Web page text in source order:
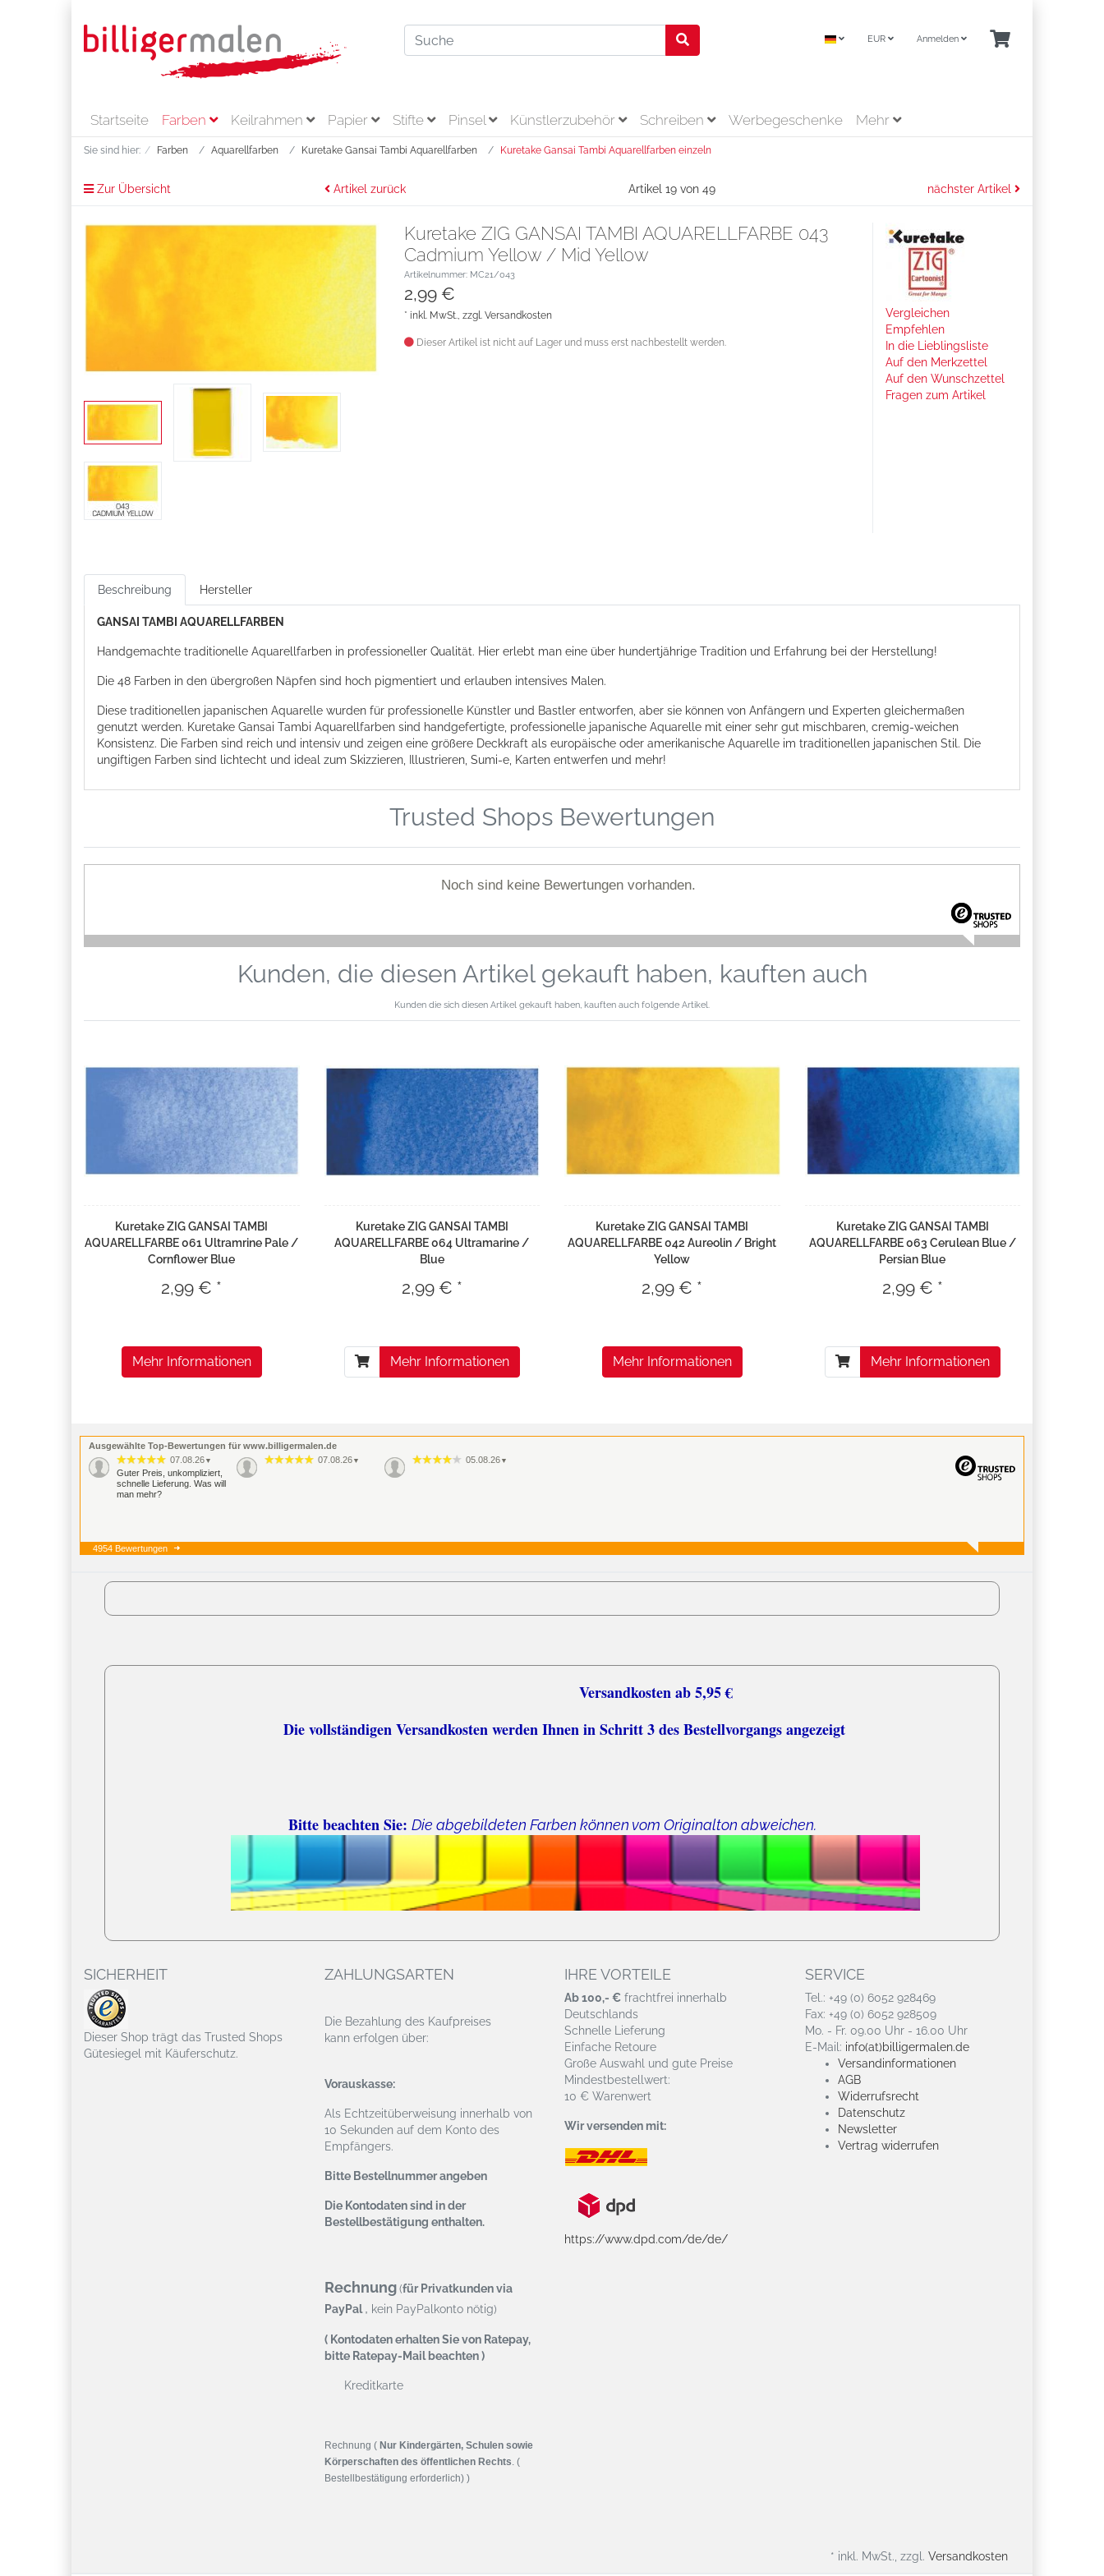
EUR Anmelden
Startseite Farben Keilrahmen Papier Stifte Pinsel Künstlerzubehör Schreiben Werbegeschenke Mehr
Sie sind hier: Farben Aquarellfarben Kuretake Gansai Tambi Aquarellfarben Kuretake Gansai Tambi Aquarellfarben einzeln
Zur Übersicht Artikel zurück Artikel 19 von 49 nächster Artikel
Kuretake ZIG GANSAI TAMBI AQUARELLFARBE 043
Cadmium Yellow / Mid Yellow
Artikelnummer: MC21/043
2,99 €
* inkl. MwSt., zzgl. Versandkosten
Dieser Artikel ist nicht auf Lager und muss erst nachbestellt werden.
Vergleichen
Empfehlen
In die Lieblingsliste
Auf den Merkzettel
Auf den Wunschzettel
Fragen zum Artikel
Beschreibung Hersteller
GANSAI TAMBI AQUARELLFARBEN
Handgemachte traditionelle Aquarellfarben in professioneller Qualität. Hier erlebt man eine über hundertjährige Tradition und Erfahrung bei der Herstellung!
Die 48 Farben in den übergroßen Näpfen sind hoch pigmentiert und erlauben intensives Malen.
Diese traditionellen japanischen Aquarelle wurden für professionelle Künstler und Bastler entworfen, aber sie können von Anfängern und Experten gleichermaßen
genutzt werden. Kuretake Gansai Tambi Aquarellfarben sind handgefertigte, professionelle japanische Aquarelle mit einer sehr gut mischbaren, cremig-weichen
Konsistenz. Die Farben sind reich und intensiv und zeigen eine größere Deckkraft als europäische oder amerikanische Aquarelle im traditionellen japanischen Stil. Die
ungiftigen Farben sind lichtecht und ideal zum Skizzieren, Illustrieren, Sumi-e, Karten entwerfen und mehr!
Trusted Shops Bewertungen
Noch sind keine Bewertungen vorhanden.
Kunden, die diesen Artikel gekauft haben, kauften auch
Kunden die sich diesen Artikel gekauft haben, kauften auch folgende Artikel.
Kuretake ZIG GANSAI TAMBI
AQUARELLFARBE 061 Ultramrine Pale /
Cornflower Blue
2,99 € *
Mehr Informationen
Kuretake ZIG GANSAI TAMBI
AQUARELLFARBE 064 Ultramarine /
Blue
2,99 € *
Mehr Informationen
Kuretake ZIG GANSAI TAMBI
AQUARELLFARBE 042 Aureolin / Bright
Yellow
2,99 € *
Mehr Informationen
Kuretake ZIG GANSAI TAMBI
AQUARELLFARBE 063 Cerulean Blue /
Persian Blue
2,99 € *
Mehr Informationen
Ausgewählte Top-Bewertungen für www.billigermalen.de
07.08.26 ▼
Guter Preis, unkompliziert,
schnelle Lieferung. Was will
man mehr?
07.08.26 ▼ 05.08.26 ▼
4954 Bewertungen
Versandkosten ab 5,95 €
Die vollständigen Versandkosten werden Ihnen in Schritt 3 des Bestellvorgangs angezeigt
Bitte beachten Sie: Die abgebildeten Farben können vom Originalton abweichen.
SICHERHEIT
Dieser Shop trägt das Trusted Shops
Gütesiegel mit Käuferschutz.
ZAHLUNGSARTEN
Die Bezahlung des Kaufpreises
kann erfolgen über:
Vorauskasse:
Als Echtzeitüberweisung innerhalb von
10 Sekunden auf dem Konto des
Empfängers.
Bitte Bestellnummer angeben
Die Kontodaten sind in der
Bestellbestätigung enthalten.
Rechnung (für Privatkunden via
PayPal, kein PayPalkonto nötig)
( Kontodaten erhalten Sie von Ratepay,
bitte Ratepay-Mail beachten )
Kreditkarte
Rechnung ( Nur Kindergärten, Schulen sowie
Körperschaften des öffentlichen Rechts. (
Bestellbestätigung erforderlich) )
IHRE VORTEILE
Ab 100,- € frachtfrei innerhalb
Deutschlands
Schnelle Lieferung
Einfache Retoure
Große Auswahl und gute Preise
Mindestbestellwert:
10 € Warenwert
Wir versenden mit:
https://www.dpd.com/de/de/
SERVICE
Tel.: +49 (0) 6052 928469
Fax: +49 (0) 6052 928509
Mo. - Fr. 09.00 Uhr - 16.00 Uhr
E-Mail: info(at)billigermalen.de
Versandinformationen
AGB
Widerrufsrecht
Datenschutz
Newsletter
Vertrag widerrufen
* inkl. MwSt., zzgl. Versandkosten